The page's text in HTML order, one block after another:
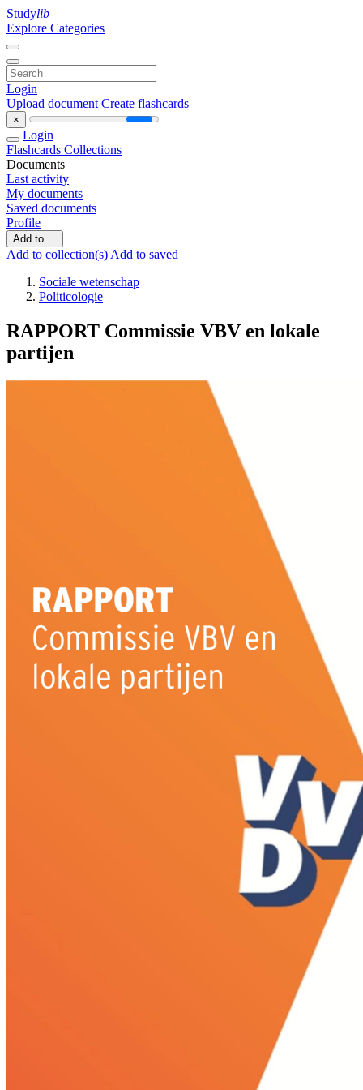
Studylib
Explore Categories
Login
Upload document Create flashcards
×
Login
Flashcards Collections
Documents
Last activity
My documents
Saved documents
Profile
Add to ...
Add to collection(s) Add to saved
Sociale wetenschap
Politicologie
RAPPORT Commissie VBV en lokale
partijen